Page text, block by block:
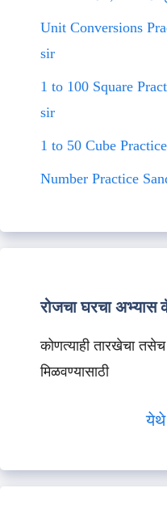
Unit Conversions
sir
1 to 100 Square
sir
1 to 50 Cube
Number Practice
रोजचा घरचा अभ्यास
कोणत्याही तारखेचा
मिळवण्यासाठी
येथे